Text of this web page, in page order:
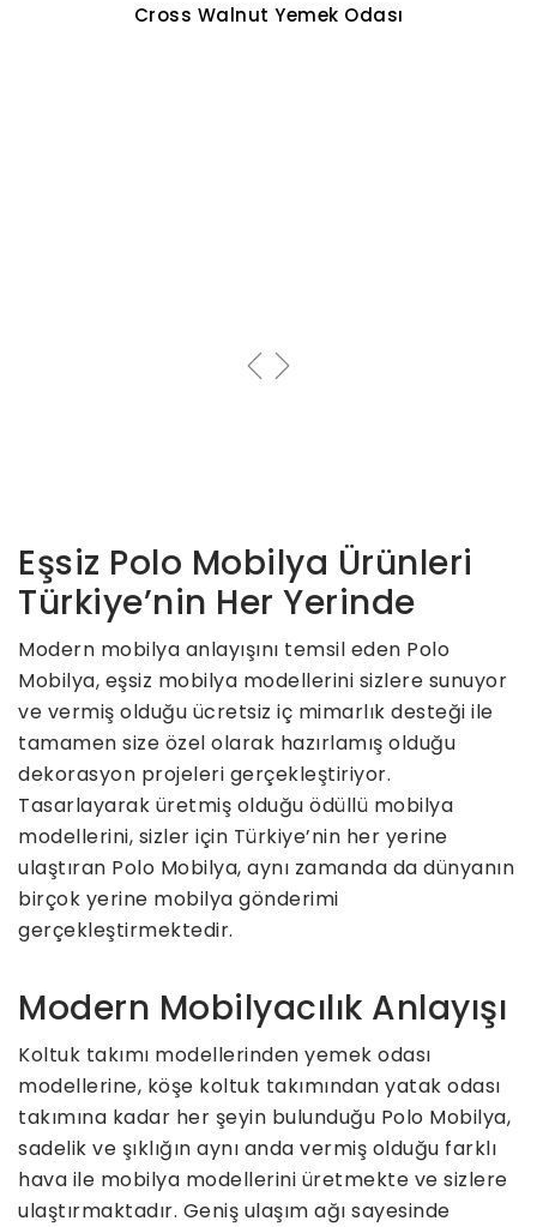
Cross Walnut Yemek Odası
Eşsiz Polo Mobilya Ürünleri
Türkiye’nin Her Yerinde
Modern mobilya anlayışını temsil eden Polo
Mobilya, eşsiz mobilya modellerini sizlere sunuyor
ve vermiş olduğu ücretsiz iç mimarlık desteği ile
tamamen size özel olarak hazırlamış olduğu
dekorasyon projeleri gerçekleştiriyor.
Tasarlayarak üretmiş olduğu ödüllü mobilya
modellerini, sizler için Türkiye’nin her yerine
ulaştıran Polo Mobilya, aynı zamanda da dünyanın
birçok yerine mobilya gönderimi
gerçekleştirmektedir.
Modern Mobilyacılık Anlayışı
Koltuk takımı modellerinden yemek odası
modellerine, köşe koltuk takımından yatak odası
takımına kadar her şeyin bulunduğu Polo Mobilya,
sadelik ve şıklığın aynı anda vermiş olduğu farklı
hava ile mobilya modellerini üretmekte ve sizlere
ulaştırmaktadır. Geniş ulaşım ağı sayesinde